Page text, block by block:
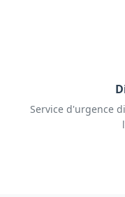
Service d'urgence